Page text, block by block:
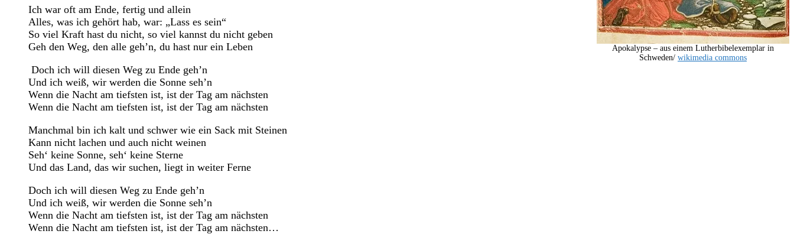
Apokalypse – aus einem Lutherbibelexemplar in
Schweden/ wikimedia commons
Ich war oft am Ende, fertig und allein
Alles, was ich gehört hab, war: „Lass es sein“
So viel Kraft hast du nicht, so viel kannst du nicht geben
Geh den Weg, den alle geh’n, du hast nur ein Leben
Doch ich will diesen Weg zu Ende geh’n
Und ich weiß, wir werden die Sonne seh’n
Wenn die Nacht am tiefsten ist, ist der Tag am nächsten
Wenn die Nacht am tiefsten ist, ist der Tag am nächsten
Manchmal bin ich kalt und schwer wie ein Sack mit Steinen
Kann nicht lachen und auch nicht weinen
Seh‘ keine Sonne, seh‘ keine Sterne
Und das Land, das wir suchen, liegt in weiter Ferne
Doch ich will diesen Weg zu Ende geh’n
Und ich weiß, wir werden die Sonne seh’n
Wenn die Nacht am tiefsten ist, ist der Tag am nächsten
Wenn die Nacht am tiefsten ist, ist der Tag am nächsten…